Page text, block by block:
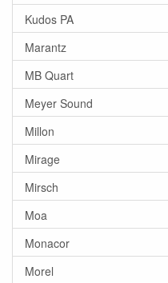
Kudos PA
Marantz
MB Quart
Meyer Sound
Millon
Mirage
Mirsch
Moa
Monacor
Morel